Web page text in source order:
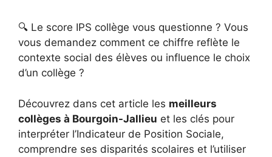
🔍 Le score IPS collège vous questionne ? Vous
vous demandez comment ce chiffre reflète le
contexte social des élèves ou influence le choix
d’un collège ?
Découvrez dans cet article les meilleurs
collèges à Bourgoin-Jallieu et les clés pour
interpréter l’Indicateur de Position Sociale,
comprendre ses disparités scolaires et l’utiliser